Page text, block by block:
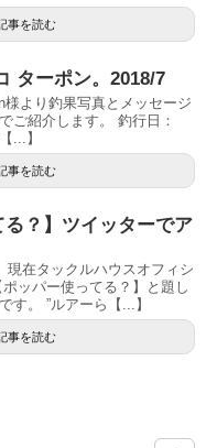
事を読む
ターポン。2018/7
より釣果写真とメッセージ
ご紹介します。 釣行日：
...】
事を読む
る？】ツイッターでア
現在タックルハウスオフィシ
ッパー使ってる？】と題し
す。 ”ルアーら【...】
事を読む